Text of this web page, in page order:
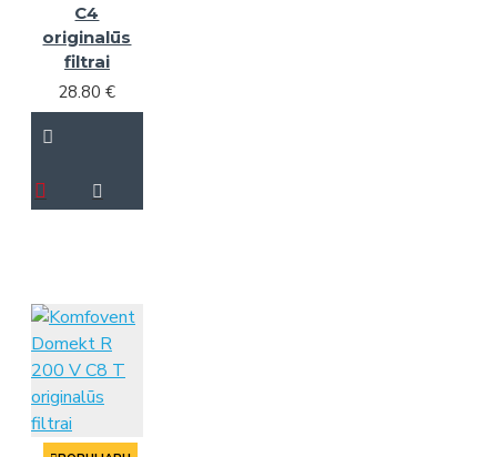
C4
originalūs
filtrai
28.80 €